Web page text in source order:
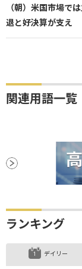
（朝）米国市場で
退と好決算が支え
関連用語一覧
ランキング
デイリー